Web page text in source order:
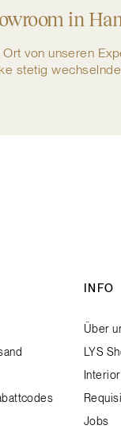
in
von unseren
stetig
INFO
Über
LYS
Jobs